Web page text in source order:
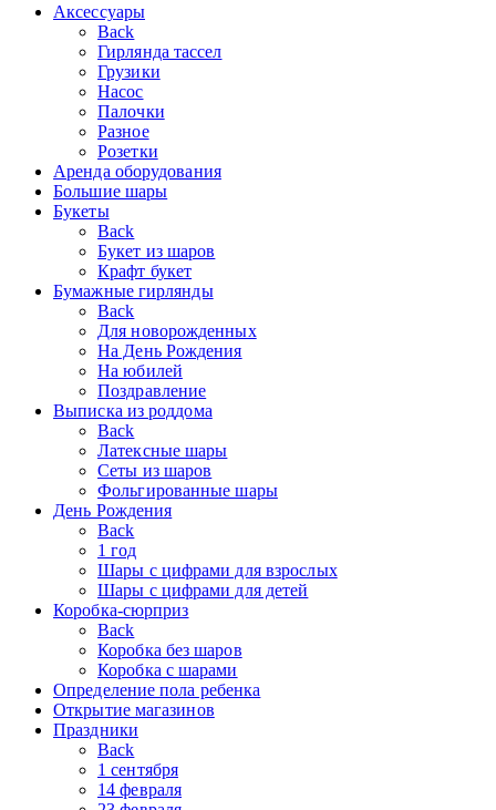
Аксессуары
Back
Гирлянда тассел
Грузики
Насос
Палочки
Разное
Розетки
Аренда оборудования
Большие шары
Букеты
Back
Букет из шаров
Крафт букет
Бумажные гирлянды
Back
Для новорожденных
На День Рождения
На юбилей
Поздравление
Выписка из роддома
Back
Латексные шары
Сеты из шаров
Фольгированные шары
День Рождения
Back
1 год
Шары с цифрами для взрослых
Шары с цифрами для детей
Коробка-сюрприз
Back
Коробка без шаров
Коробка с шарами
Определение пола ребенка
Открытие магазинов
Праздники
Back
1 сентября
14 февраля